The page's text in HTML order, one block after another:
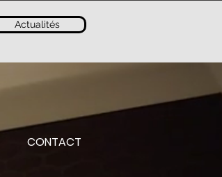
Actualités
CONTACT